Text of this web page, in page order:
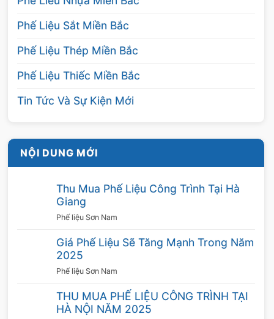
Phế Liệu Sắt Miền Bắc
Phế Liệu Thép Miền Bắc
Phế Liệu Thiếc Miền Bắc
Tin Tức Và Sự Kiện Mới
NỘI DUNG MỚI
Thu Mua Phế Liệu Công Trình Tại Hà
Giang
Phế liệu Sơn Nam
Giá Phế Liệu Sẽ Tăng Mạnh Trong Năm
2025
Phế liệu Sơn Nam
THU MUA PHẾ LIỆU CÔNG TRÌNH TẠI
HÀ NỘI NĂM 2025
các xe chuyên chở. Đồng thời, chúng tôi còn
hỗ trợ dọn dẹp, trả lại không gian sạch sẽ cho
Luôn phục vụ tận tình
hàng đầu, các nhân viên của chúng tôi được
đào tạo chuyên nghiệp sẽ tư vấn, hướng dẫn
tôi nhậnthu mua inox phế liệuvới mọi số
lượng, khoảng cách địa lý. Chúng tôi không
ngại đường xa hay số lượng ít.
Đảm bảo thanh toán đúng hạn
Sau khi khách hàng chấp nhận mức giá chúng
tôi đề ra, 2 bên sẽ tiến hành ký kết hợp đồng
và thực hiện theo đúng những gì đã cam